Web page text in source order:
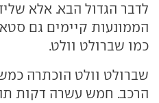
לדבר הגדול הבא. אלא
הממונעות קיימים גם
כמו שברולט וולט.
שברולט וולט הוכתרה
הרכב. חמש עשרה דקות